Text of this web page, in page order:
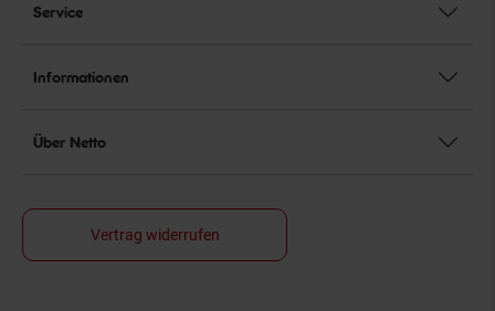
Service
Informationen
Über Netto
Vertrag widerrufen